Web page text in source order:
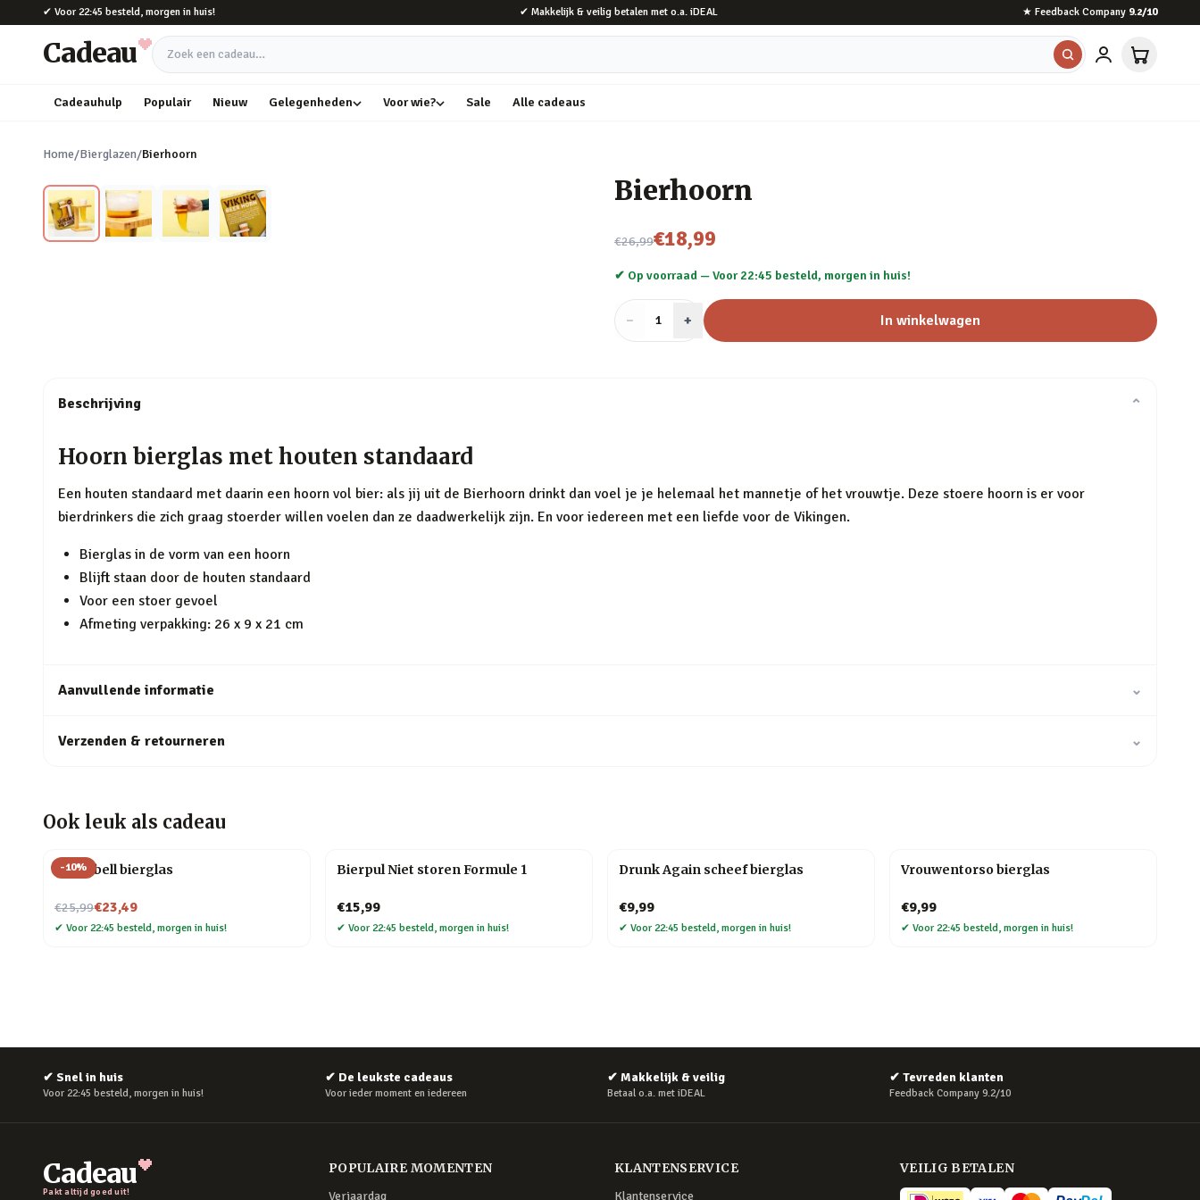
Naar hoofdinhoud
✔ Voor 22:45 besteld, morgen in huis! ✔ Makkelijk & veilig betalen met o.a. iDEAL ★ Feedback Company 9.2/10
Cadeau Zoek een cadeau
Cadeauhulp Populair Nieuw Gelegenheden Voor wie? Sale Alle cadeaus
Home/Bierglazen/Bierhoorn
Bierhoorn
€26,99
Nu voor€18,99
✔ Op voorraad —Voor 22:45 besteld, morgen in huis!
− Aantal
1 + In winkelwagen
Beschrijving ⌄
Hoorn bierglas met houten standaard
Een houten standaard met daarin een hoorn vol bier: als jij uit de Bierhoorn drinkt dan voel je je helemaal het mannetje of het vrouwtje. Deze stoere hoorn is er voor
bierdrinkers die zich graag stoerder willen voelen dan ze daadwerkelijk zijn. En voor iedereen met een liefde voor de Vikingen.
Bierglas in de vorm van een hoorn
Blijft staan door de houten standaard
Voor een stoer gevoel
Afmeting verpakking: 26 x 9 x 21 cm
Aanvullende informatie ⌄
Verzenden & retourneren ⌄
Ook leuk als cadeau
-10%
Dumbbell bierglas
€25,99
Nu voor€23,49
✔ Voor 22:45 besteld, morgen in huis!
Bierpul Niet storen Formule 1
€15,99
✔ Voor 22:45 besteld, morgen in huis!
Drunk Again scheef bierglas
€9,99
✔ Voor 22:45 besteld, morgen in huis!
Vrouwentorso bierglas
€9,99
✔ Voor 22:45 besteld, morgen in huis!
✔ Snel in huis
Voor 22:45 besteld, morgen in huis!
✔ De leukste cadeaus
Voor ieder moment en iedereen
✔ Makkelijk & veilig
Betaal o.a. met iDEAL
✔ Tevreden klanten
Feedback Company 9.2/10
Cadeau
Pakt altijd goed uit!
POPULAIRE MOMENTEN
Verjaardag
KLANTENSERVICE
Klantenservice
VEILIG BETALEN